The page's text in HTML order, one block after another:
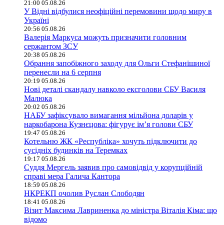
21:00 05.08.26
У Відні відбулися неофіційні перемовини щодо миру в
Україні
20:56 05.08.26
Валерія Маркуса можуть призначити головним
сержантом ЗСУ
20:38 05.08.26
Обрання запобіжного заходу для Ольги Стефанішиної
перенесли на 6 серпня
20:19 05.08.26
Нові деталі скандалу навколо ексголови СБУ Василя
Малюка
20:02 05.08.26
НАБУ зафіксувало вимагання мільйона доларів у
наркобарона Кузнєцова: фігурує ім’я голови СБУ
19:47 05.08.26
Котельню ЖК «Республіка» хочуть підключити до
сусідніх будинків на Теремках
19:17 05.08.26
Суддя Мергель заявив про самовідвід у корупційній
справі мера Галича Кантора
18:59 05.08.26
НКРЕКП очолив Руслан Слободян
18:41 05.08.26
Візит Максима Лавриненка до міністра Віталія Кіма: що
відомо